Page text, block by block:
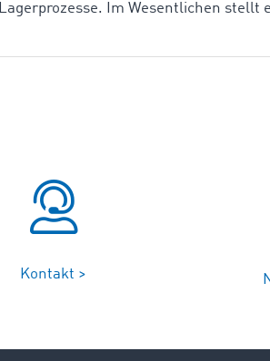
Lagerprozesse. Im Wesentlichen stellt
Kontakt >